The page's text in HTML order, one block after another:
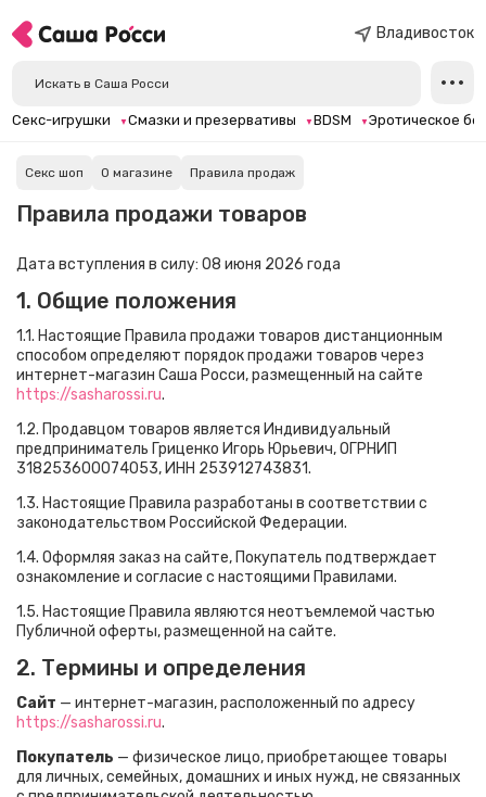
Владивосток
Секс-игрушки Смазки и презервативы BDSM Эротическое
Секс шоп О магазине Правила продаж
Правила продажи товаров
Дата вступления в силу: 08 июня 2026 года
1. Общие положения
1.1. Настоящие Правила продажи товаров дистанционным
способом определяют порядок продажи товаров через
интернет-магазин Саша Росси, размещенный на сайте
https://sasharossi.ru.
1.2. Продавцом товаров является Индивидуальный
предприниматель Гриценко Игорь Юрьевич, ОГРНИП
318253600074053, ИНН 253912743831.
1.3. Настоящие Правила разработаны в соответствии с
законодательством Российской Федерации.
1.4. Оформляя заказ на сайте, Покупатель подтверждает
ознакомление и согласие с настоящими Правилами.
1.5. Настоящие Правила являются неотъемлемой частью
Публичной оферты, размещенной на сайте.
2. Термины и определения
Сайт — интернет-магазин, расположенный по адресу
https://sasharossi.ru.
Покупатель — физическое лицо, приобретающее товары
для личных, семейных, домашних и иных нужд, не связанных